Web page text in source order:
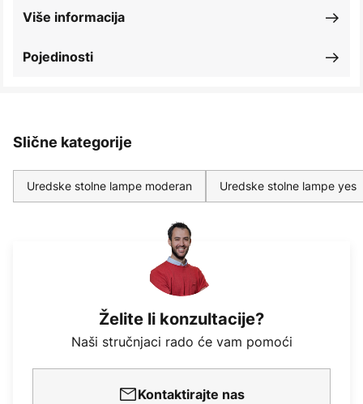
Pojedinosti
Više informacija
Slične kategorije
Uredske stolne lampe moderan Uredske stolne lampe yes
Želite li konzultacije?
Naši stručnjaci rado će vam pomoći
Kontaktirajte nas